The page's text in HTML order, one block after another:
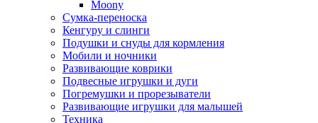
Moony
Сумка-переноска
Кенгуру и слинги
Подушки и снуды для кормления
Мобили и ночники
Развивающие коврики
Подвесные игрушки и дуги
Погремушки и прорезыватели
Развивающие игрушки для малышей
Техника